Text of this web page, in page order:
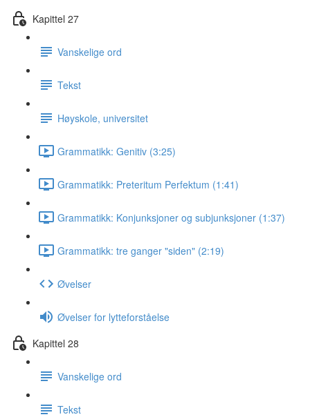
Kapittel 27
Vanskelige ord
Tekst
Høyskole, universitet
Grammatikk: Genitiv (3:25)
Grammatikk: Preteritum Perfektum (1:41)
Grammatikk: Konjunksjoner og subjunksjoner (1:37)
Grammatikk: tre ganger "siden" (2:19)
Øvelser
Øvelser for lytteforståelse
Kapittel 28
Vanskelige ord
Tekst